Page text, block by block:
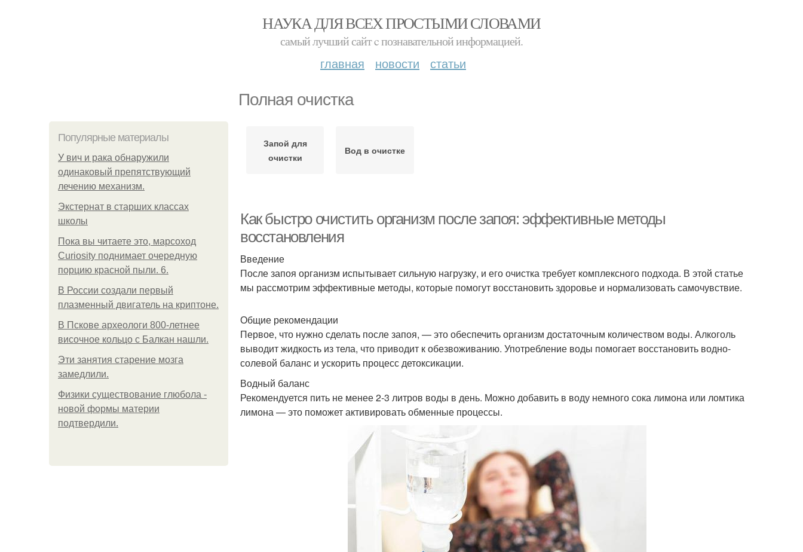
НАУКА ДЛЯ ВСЕХ ПРОСТЫМИ СЛОВАМИ
самый лучший сайт c познавательной информацией.
главная новости статьи
Полная очистка
Популярные материалы
У вич и рака обнаружили
одинаковый препятствующий
лечению механизм.
Экстернат в старших классах
школы
Пока вы читаете это, марсоход
Curiosity поднимает очередную
порцию красной пыли. 6.
В России создали первый
плазменный двигатель на криптоне.
В Пскове археологи 800-летнее
височное кольцо с Балкан нашли.
Эти занятия старение мозга
замедлили.
Физики существование глюбола -
новой формы материи
подтвердили.
Запой для
очистки
Вод в очистке
Как быстро очистить организм после запоя: эффективные методы
восстановления
Введение
После запоя организм испытывает сильную нагрузку, и его очистка требует комплексного подхода. В этой статье
мы рассмотрим эффективные методы, которые помогут восстановить здоровье и нормализовать самочувствие.
Общие рекомендации
Первое, что нужно сделать после запоя, — это обеспечить организм достаточным количеством воды. Алкоголь
выводит жидкость из тела, что приводит к обезвоживанию. Употребление воды помогает восстановить водно-
солевой баланс и ускорить процесс детоксикации.
Водный баланс
Рекомендуется пить не менее 2-3 литров воды в день. Можно добавить в воду немного сока лимона или ломтика
лимона — это поможет активировать обменные процессы.